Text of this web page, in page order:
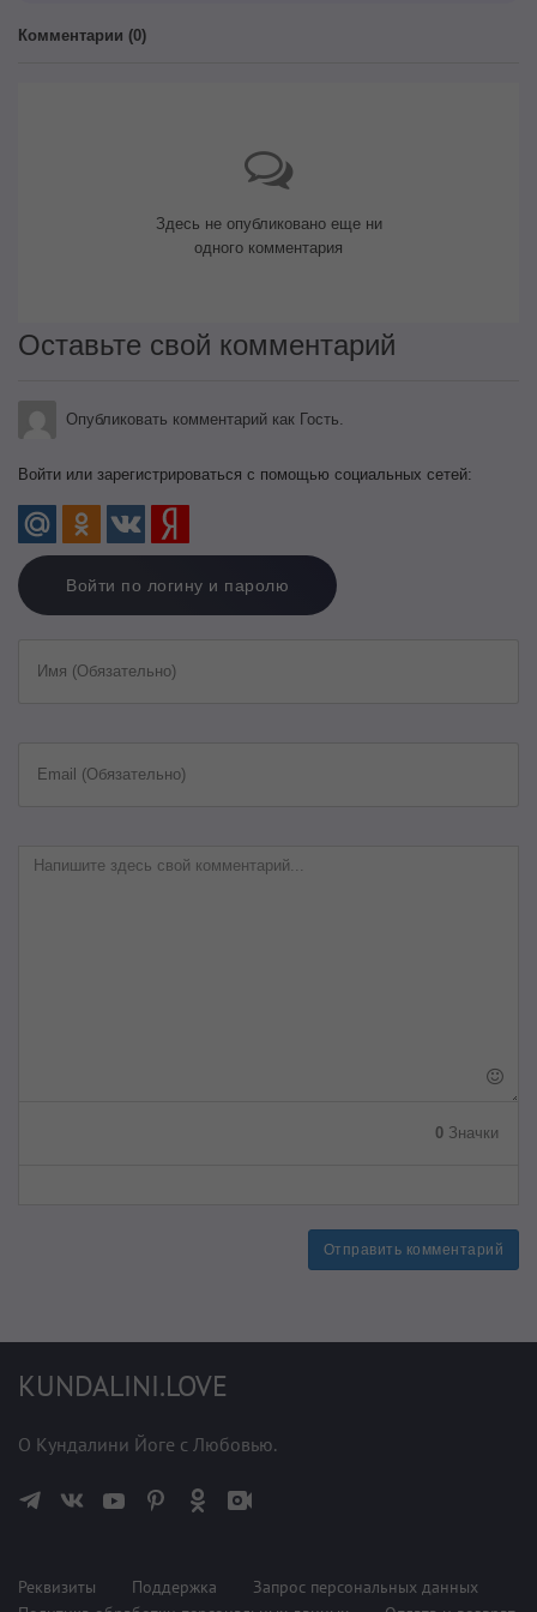
Комментарии (0)
Здесь не опубликовано еще ни
одного комментария
Оставьте свой комментарий
Опубликовать комментарий как Гость.
Войти или зарегистрироваться с помощью социальных сетей:
Войти по логину и паролю
Имя (Обязательно)
Email (Обязательно)
0 Значки
Отправить комментарий
KUNDALINI.LOVE
О Кундалини Йоге с Любовью.
Реквизиты Поддержка
Запрос персональных данных